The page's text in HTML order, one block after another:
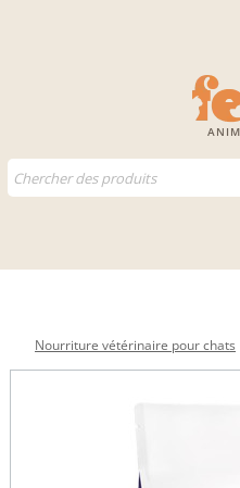
Nourriture vétérinaire pour chats